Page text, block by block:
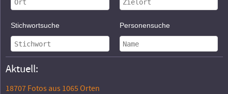
Stichwortsuche Personensuche
Aktuell:
18707 Fotos aus 1065 Orten